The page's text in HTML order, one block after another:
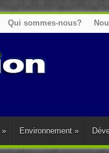
Qui sommes-nous?
» Environnement »